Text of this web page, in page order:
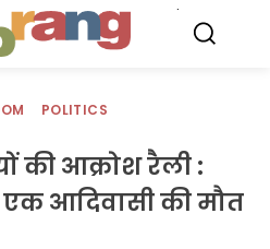
POLITICS
की आक्रोश रैली :
आदिवासी की मौत